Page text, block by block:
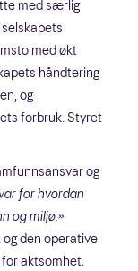
med særlig
med økt
håndtering
og
forbruk. Styret
og
for hvordan
og miljø.»
den operative
aktsomhet.